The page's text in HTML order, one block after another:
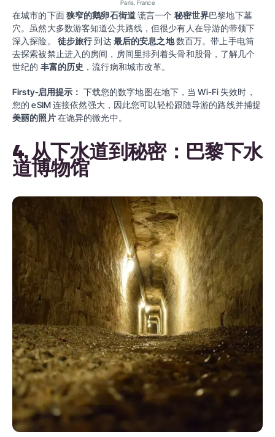
Paris, France
在城市的下面狭窄的鹅卵石街道谎言一个 秘密世界巴黎地下墓
穴。虽然大多数游客知道公共路线，但很少有人在导游的带领下
深入探险。 徒步旅行到达 最后的安息之地数百万。带上手电筒
去探索被禁止进入的房间，房间里排列着头骨和股骨，了解几个
世纪的 丰富的历史 ，流行病和城市改革。
Firsty‑启用提示： 下载您的数字地图在地下，当 Wi-Fi 失效时，
您的 eSIM 连接依然强大，因此您可以轻松跟随导游的路线并捕捉
美丽的照片在诡异的微光中。
4. 从下水道到秘密：巴黎下水
道博物馆